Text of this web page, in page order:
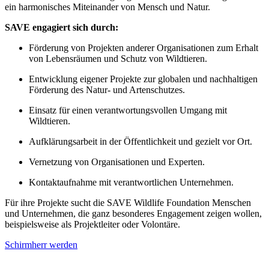
ein harmonisches Miteinander von Mensch und Natur.
SAVE engagiert sich durch:
Förderung von Projekten anderer Organisationen zum Erhalt
von Lebensräumen und Schutz von Wildtieren.
Entwicklung eigener Projekte zur globalen und nachhaltigen
Förderung des Natur- und Artenschutzes.
Einsatz für einen verantwortungsvollen Umgang mit
Wildtieren.
Aufklärungsarbeit in der Öffentlichkeit und gezielt vor Ort.
Vernetzung von Organisationen und Experten.
Kontaktaufnahme mit verantwortlichen Unternehmen.
Für ihre Projekte sucht die SAVE Wildlife Foundation Menschen
und Unternehmen, die ganz besonderes Engagement zeigen wollen,
beispielsweise als Projektleiter oder Volontäre.
Schirmherr werden